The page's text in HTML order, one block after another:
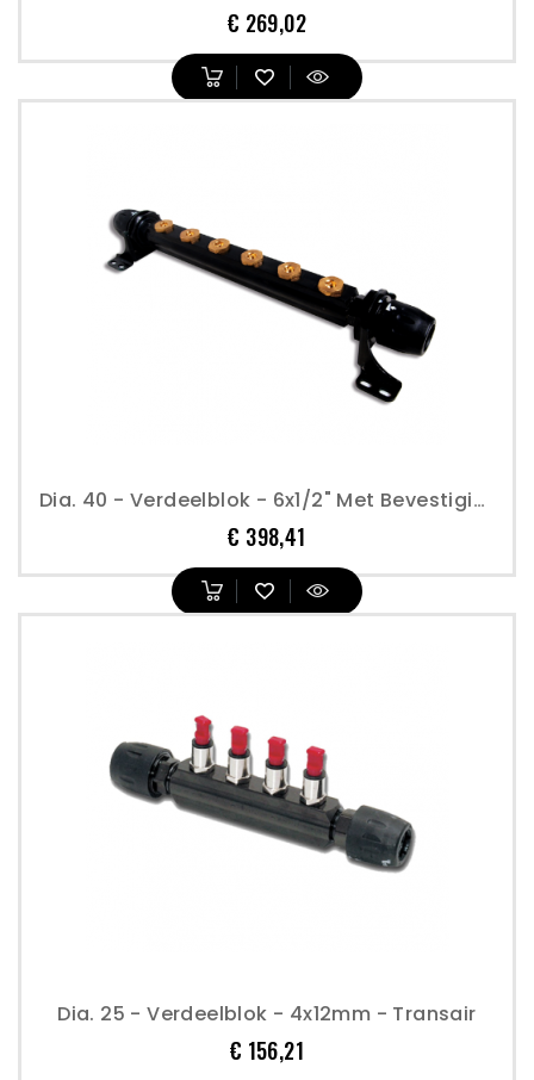
€ 269,02Prijs
Dia. 40 - Verdeelblok - 6x1/2" Met Bevestiging - Transair
€ 398,41
Dia. 25 - Verdeelblok - 4x12mm - Transair
€ 156,21